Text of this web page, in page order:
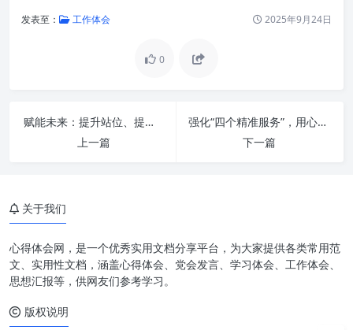
发表至： 工作体会 2025年9月24日
0
赋能未来：提升站位、提高水平，推进办公室工作再上新台阶的全面策略
上一篇
强化“四个精准服务”，用心用情做好老干部工作：新时代背景下的深度实践与温度关怀
下一篇
洞察全局：强化大局意识，站高
担当求实效
精益求精：强化效率意识，精益
关于我们
心得体会网，是一个优秀实用文档分享平台，为大家提供各类常用范
文、实用性文档，涵盖心得体会、党会发言、学习体会、工作体会、
思想汇报等，供网友们参考学习。
版权说明